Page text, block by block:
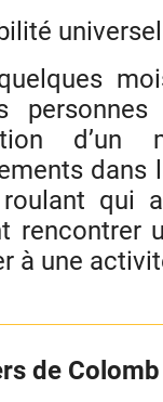
dans
qui
rencontrer
à une
de Colomb